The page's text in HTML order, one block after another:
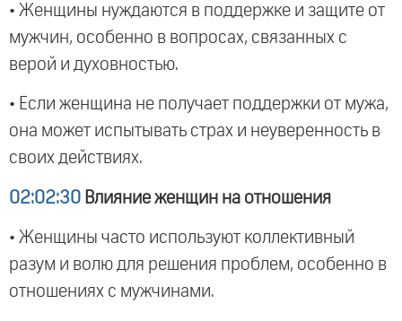
• Женщины нуждаются в поддержке и защите от
мужчин, особенно в вопросах, связанных с
верой и духовностью.
• Если женщина не получает поддержки от мужа,
она может испытывать страх и неуверенность в
своих действиях.
02:02:30 Влияние женщин на отношения
• Женщины часто используют коллективный
разум и волю для решения проблем, особенно в
отношениях с мужчинами.